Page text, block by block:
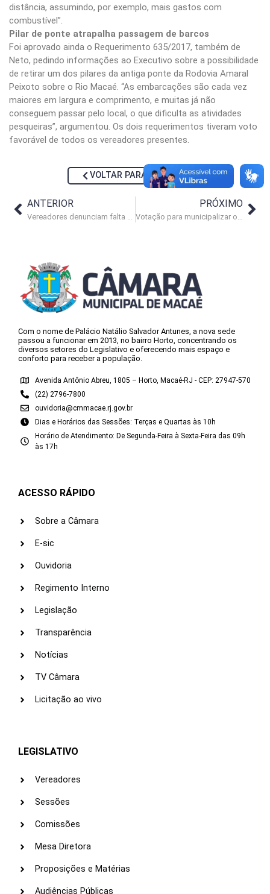
distância, assumindo, por exemplo, mais gastos com
combustível”.
Pilar de ponte atrapalha passagem de barcos
Foi aprovado ainda o Requerimento 635/2017, também de
Neto, pedindo informações ao Executivo sobre a possibilidade
de retirar um dos pilares da antiga ponte da Rodovia Amaral
Peixoto sobre o Rio Macaé. “As embarcações são cada vez
maiores em largura e comprimento, e muitas já não
conseguem passar pelo local, o que dificulta as atividades
pesqueiras”, argumentou. Os dois requerimentos tiveram voto
favorável de todos os vereadores presentes.
VOLTAR PARA NOTÍCIAS
ANTERIOR PRÓXIMO
Com o nome de Palácio Natálio Salvador Antunes, a nova sede
passou a funcionar em 2013, no bairro Horto, concentrando os
diversos setores do Legislativo e oferecendo mais espaço e
conforto para receber a população.
Avenida Antônio Abreu, 1805 – Horto, Macaé-RJ - CEP: 27947-570
(22) 2796-7800
ouvidoria@cmmacae.rj.gov.br
Dias e Horários das Sessões: Terças e Quartas às 10h
Horário de Atendimento: De Segunda-Feira à Sexta-Feira das 09h
às 17h
ACESSO RÁPIDO
Sobre a Câmara
E-sic
Ouvidoria
Regimento Interno
Legislação
Transparência
Notícias
TV Câmara
Licitação ao vivo
LEGISLATIVO
Vereadores
Sessões
Comissões
Mesa Diretora
Proposições e Matérias
Audiências Públicas